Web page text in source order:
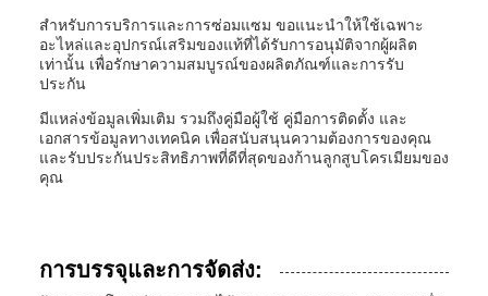
สำหรับการบริการและการซ่อมแซม ขอแนะนำให้ใช้เฉพาะ
อะไหล่และอุปกรณ์เสริมของแท้ที่ได้รับการอนุมัติจากผู้ผลิต
เท่านั้น เพื่อรักษาความสมบูรณ์ของผลิตภัณฑ์และการรับ
ประกัน
มีแหล่งข้อมูลเพิ่มเติม รวมถึงคู่มือผู้ใช้ คู่มือการติดตั้ง และ
เอกสารข้อมูลทางเทคนิค เพื่อสนับสนุนความต้องการของคุณ
และรับประกันประสิทธิภาพที่ดีที่สุดของก้านลูกสูบโครเมียมของ
คุณ
การบรรจุและการจัดส่ง: